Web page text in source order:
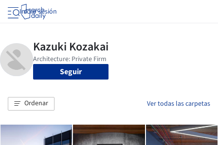
Iniciar sesión
Seguir
Ordenar Ver todas las carpetas